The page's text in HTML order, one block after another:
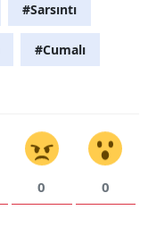
#Sarsıntı
#Cumalı
0 0